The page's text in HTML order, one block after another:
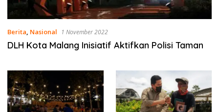
Berita, Nasional 1 November 2022
DLH Kota Malang Inisiatif Aktifkan Polisi Taman